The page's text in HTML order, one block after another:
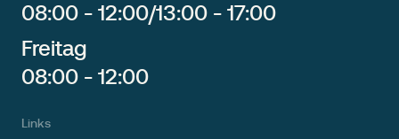
08:00 - 12:00/13:00 - 17:00
Freitag
08:00 - 12:00
Links